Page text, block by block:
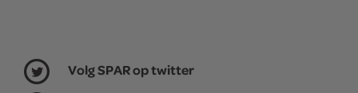
Volg SPAR op twitter